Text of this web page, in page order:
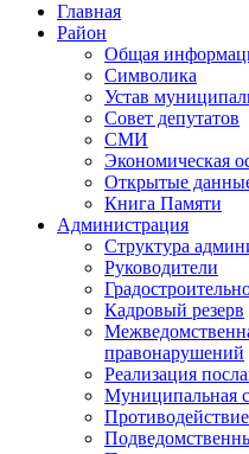
Главная
Район
Общая
Символика
Устав
Совет депутатов
СМИ
Экономическая
Открытые
Книга Памяти
Администрация
Структура
Руководители
Кадровый резерв
правонарушений
Реализация
Муниципальная